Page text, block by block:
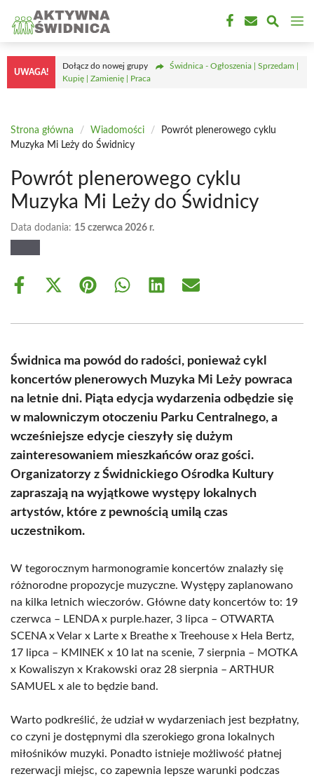
treści
UWAGA!
Dołącz do nowej grupy
Świdnica - Ogłoszenia | Sprzedam |
Kupię | Zamienię | Praca
Strona główna / Wiadomości /
Powrót plenerowego cyklu
Muzyka Mi Leży do Świdnicy
Powrót plenerowego cyklu
Muzyka Mi Leży do Świdnicy
Data dodania: 15 czerwca 2026 r.
Share
Share
(Twitter)
Share Share Share Share
Świdnica ma powód do radości, ponieważ cykl
koncertów plenerowych Muzyka Mi Leży powraca
na letnie dni. Piąta edycja wydarzenia odbędzie się
w malowniczym otoczeniu Parku Centralnego, a
wcześniejsze edycje cieszyły się dużym
zainteresowaniem mieszkańców oraz gości.
Organizatorzy z Świdnickiego Ośrodka Kultury
zapraszają na wyjątkowe występy lokalnych
artystów, które z pewnością umilą czas
uczestnikom.
W tegorocznym harmonogramie koncertów znalazły się
różnorodne propozycje muzyczne. Występy zaplanowano
na kilka letnich wieczorów. Główne daty koncertów to: 19
czerwca – LENDA x purple.hazer, 3 lipca – OTWARTA
SCENA x Velar x Larte x Breathe x Treehouse x Hela Bertz,
17 lipca – KMINEK x 10 lat na scenie, 7 sierpnia – MOTKA
x Kowaliszyn x Krakowski oraz 28 sierpnia – ARTHUR
SAMUEL x ale to będzie band.
Warto podkreślić, że udział w wydarzeniach jest bezpłatny,
co czyni je dostępnymi dla szerokiego grona lokalnych
miłośników muzyki. Ponadto istnieje możliwość płatnej
rezerwacji miejsc, co zapewnia lepsze warunki podczas